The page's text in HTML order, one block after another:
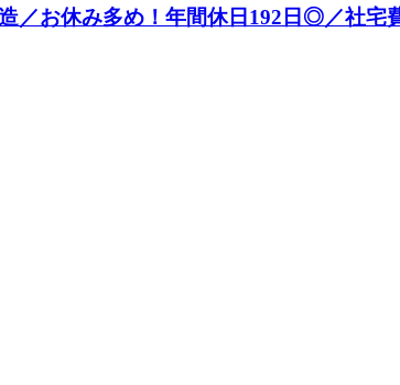
／お休み多め！年間休日192日◎／社宅